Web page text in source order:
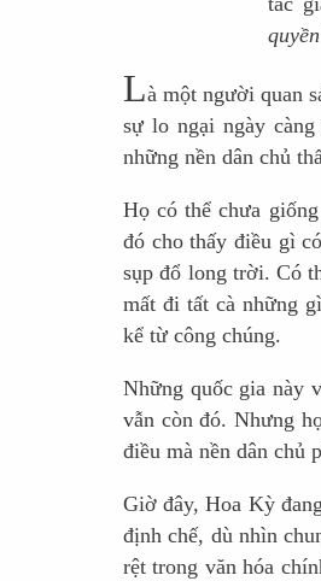
Là một người quan
sự lo ngại ngày
những nền dân chủ
Họ có thể chưa
đó cho thấy điều gì
sụp đổ long trời. Có
mất đi tất cà những
kể từ công chúng.
Những quốc gia này
vẫn còn đó. Nhưng
điều mà nền dân chủ
Giờ đây, Hoa Kỳ
định chế, dù nhìn
rệt trong văn hóa